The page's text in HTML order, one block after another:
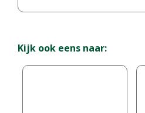
Kijk ook eens naar: